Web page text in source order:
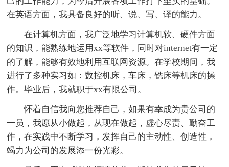
在英语方面，我具备良好的听、说、写、译的能力。
在计算机方面，我广泛地学习计算机软、硬件方面
的知识，能熟练地运用xx等软件，同时对internet有一定
的了解，能够有效地利用互联网资源。在学校期间，我
进行了多种实习如：数控机床，车床，铣床等机床的操
作。毕业后，我就职于xx有限公司。
怀着自信我向您推荐自己，如果有幸成为贵公司的
一员，我愿从小做起，从现在做起，虚心尽责、勤奋工
作，在实践中不断学习，发挥自己的主动性、创造性，
竭力为公司的发展添一份光彩。